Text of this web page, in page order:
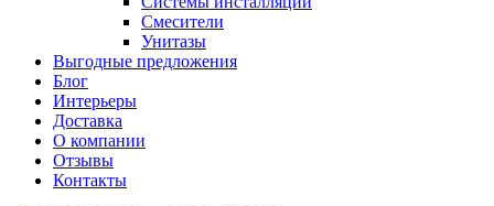
Смесители
Унитазы
Выгодные предложения
Блог
Интерьеры
Доставка
О компании
Отзывы
Контакты